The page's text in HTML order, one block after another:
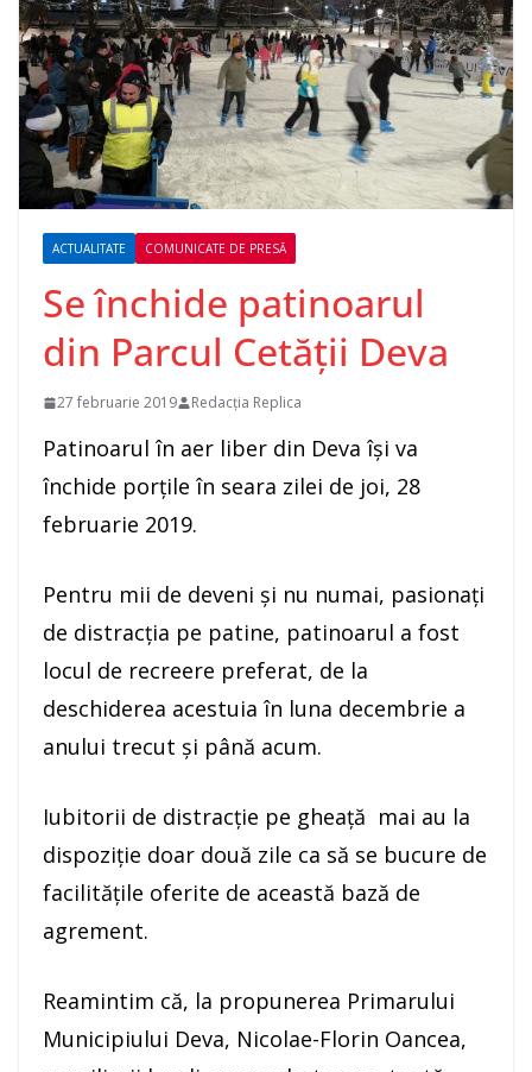
ACTUALITATE COMUNICATE DE PRESĂ
Se închide patinoarul
din Parcul Cetății Deva
27 februarie 2019 Redacția Replica
Patinoarul în aer liber din Deva își va
închide porțile în seara zilei de joi, 28
februarie 2019.
Pentru mii de deveni și nu numai, pasionați
de distracția pe patine, patinoarul a fost
locul de recreere preferat, de la
deschiderea acestuia în luna decembrie a
anului trecut și până acum.
Iubitorii de distracție pe gheață mai au la
dispoziție doar două zile ca să se bucure de
facilitățile oferite de această bază de
agrement.
Reamintim că, la propunerea Primarului
Municipiului Deva, Nicolae-Florin Oancea,